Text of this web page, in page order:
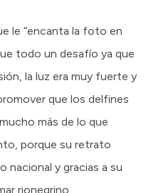
le “encanta la foto en
todo un desafío ya que
la luz era muy fuerte y
que los delfines
más de lo que
porque su retrato
nacional y gracias a su
rionegrino.